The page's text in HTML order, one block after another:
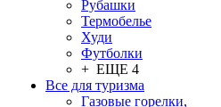
Рубашки
Термобелье
Худи
Футболки
+ ЕЩЕ 4
Все для туризма
Газовые горелки,